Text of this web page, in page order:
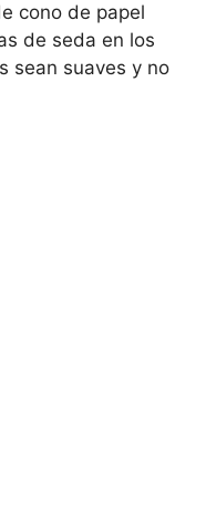
cono de papel
de seda en los
sean suaves y no